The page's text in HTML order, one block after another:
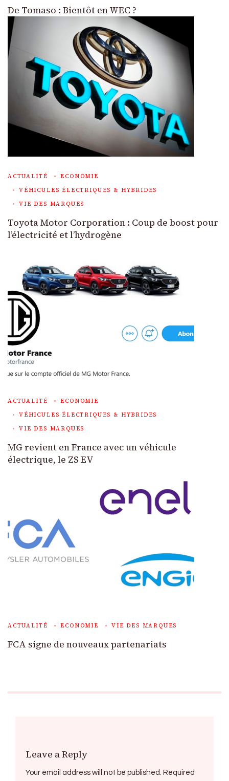
De Tomaso : Bientôt en WEC ?
ACTUALITÉ
ECONOMIE
VÉHICULES ÉLECTRIQUES & HYBRIDES
VIE DES MARQUES
Toyota Motor Corporation : Coup de boost pour
l’électricité et l’hydrogène
ACTUALITÉ
ECONOMIE
VÉHICULES ÉLECTRIQUES & HYBRIDES
VIE DES MARQUES
MG revient en France avec un véhicule
électrique, le ZS EV
ACTUALITÉ ECONOMIE VIE DES MARQUES
FCA signe de nouveaux partenariats
Leave a Reply
Your email address will not be published. Required